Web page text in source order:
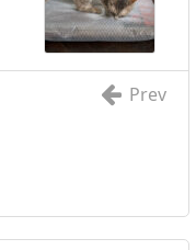
Prev